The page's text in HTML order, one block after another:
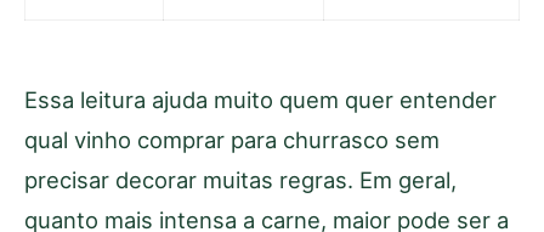
Essa leitura ajuda muito quem quer entender
qual vinho comprar para churrasco sem
precisar decorar muitas regras. Em geral,
quanto mais intensa a carne, maior pode ser a